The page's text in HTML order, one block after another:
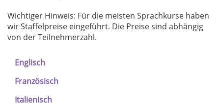
Wichtiger Hinweis: Für die meisten Sprachkurse haben
wir Staffelpreise eingeführt. Die Preise sind abhängig
von der Teilnehmerzahl.
Englisch
Französisch
Italienisch